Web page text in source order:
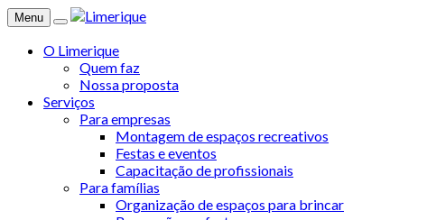
Menu
O Limerique
Quem faz
Nossa proposta
Serviços
Para empresas
Montagem de espaços recreativos
Festas e eventos
Capacitação de profissionais
Para famílias
Organização de espaços para brincar